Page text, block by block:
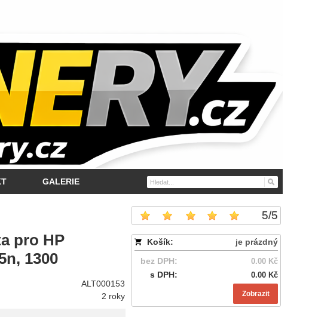
GALERIE
5/5
Košík:
je prázdný
bez DPH:
0.00 Kč
s DPH: 0.00 Kč
Zobrazit
pro HP
1300
ALT000153
2 roky